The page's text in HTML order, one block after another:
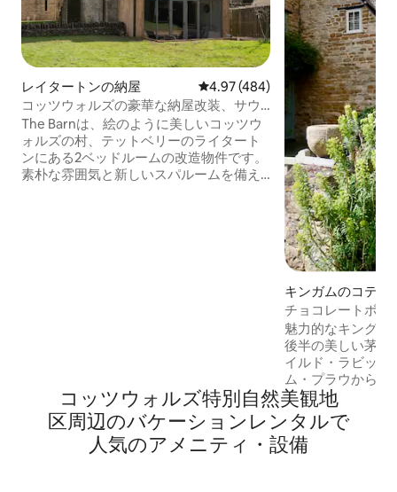
レイタートンの納屋 レビュー484件、5つ星中4.97つ
4.97 (484)
コッツウォルズの豪華な納屋改装、サウ
ナ／スパ付き
The Barnは、絵のように美しいコッツウ
ォルズの村、テットベリーのライタート
ンにある2ベッドルームの改造物件です。
素朴な雰囲気と新しいスパルームを備え
キンガムのコテー
チョコレートボッ
葺きのコテージ
魅力的なキングハ
後半の美しい茅葺
イルド・ラビット
ム・プラウから徒
す。 コテージの真向かいに無料駐車場が
たくさんありま
な村のお店もあ
ージは、ハウス・
コッツウォルズ特別自然美観地
区⁠周⁠辺⁠のバ⁠ケ⁠ー⁠シ⁠ョ⁠ン⁠レ⁠ン⁠タ⁠ル⁠で
人⁠気⁠のア⁠メ⁠ニ⁠テ⁠ィ⁠・⁠設⁠備